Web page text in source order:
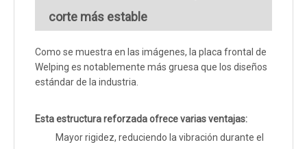
corte más estable
Como se muestra en las imágenes, la placa frontal de
Welping es notablemente más gruesa que los diseños
estándar de la industria.
Esta estructura reforzada ofrece varias ventajas:
Mayor rigidez, reduciendo la vibración durante el